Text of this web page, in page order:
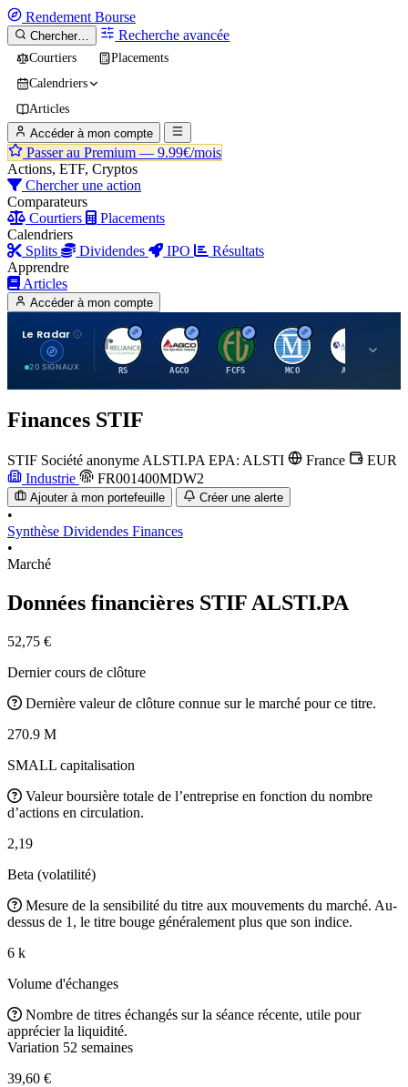
Rendement Bourse
Chercher… Recherche avancée
Courtiers
Placements
Calendriers
Articles
Accéder à mon compte
Passer au Premium — 9.99€/mois
Actions, ETF, Cryptos
Chercher une action
Comparateurs
Courtiers
Placements
Calendriers
Splits
Dividendes IPO
Résultats
Apprendre
Articles
Accéder à mon compte
Le Radar
20 SIGNAUX
R
RS
A
AGCO
F
FCFS
M
MCO
A
AIT
Finances STIF
STIF Société anonyme ALSTI.PA EPA: ALSTI France
EUR
Industrie
FR001400MDW2
Ajouter à mon portefeuille Créer une alerte
•
Synthèse Dividendes Finances
•
Marché
Données financières STIF ALSTI.PA
52,75 €
Dernier cours de clôture
Dernière valeur de clôture connue sur le marché pour ce titre.
270.9 M
SMALL capitalisation
Valeur boursière totale de l’entreprise en fonction du nombre
d’actions en circulation.
2,19
Beta (volatilité)
Mesure de la sensibilité du titre aux mouvements du marché. Au-
dessus de 1, le titre bouge généralement plus que son indice.
6 k
Volume d'échanges
Nombre de titres échangés sur la séance récente, utile pour
apprécier la liquidité.
Variation 52 semaines
39,60 €